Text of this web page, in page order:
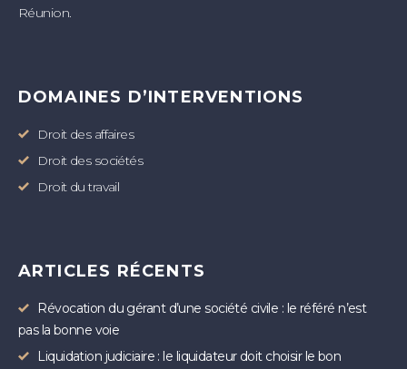
Réunion.
DOMAINES D’INTERVENTIONS
Droit des affaires
Droit des sociétés
Droit du travail
ARTICLES RÉCENTS
Révocation du gérant d’une société civile : le référé n’est
pas la bonne voie
Liquidation judiciaire : le liquidateur doit choisir le bon